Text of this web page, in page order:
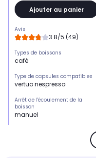
Ajouter au panier
Avis
3.8/5 (49)
Types de boissons
café
Type de capsules compatibles
vertuo nespresso
Arrêt de l'écoulement de la
boisson
manuel